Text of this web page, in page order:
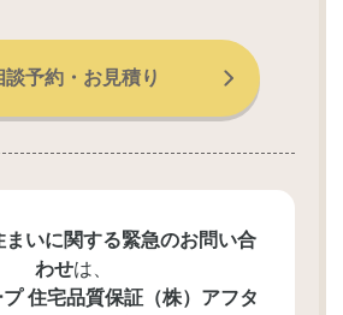
談予約・お見積り
まいに関する緊急のお問い合
わせは、
住宅品質保証（株） アフタ